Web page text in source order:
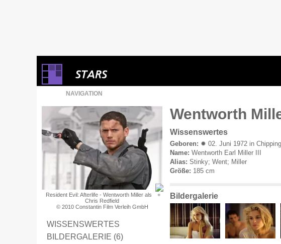
NAVIGATION
Resident Evil: Afterlife - Wentworth Miller als
Chris Redfield
© 2010 Constantin Film Verleih GmbH
WISSENSWERTES
BILDERGALERIE (6)
Wentworth
Wissenswertes
Geboren: ✹ 02. Juni 1972 in
Name: Wentworth Earl Miller III
Alias: Stinky; Went; Miller
Größe: 185 cm
Bildergalerie